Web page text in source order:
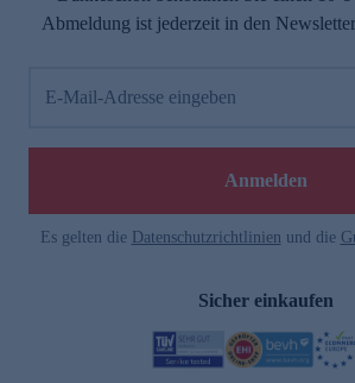
Abmeldung ist jederzeit in den
E-Mail-Adresse eingeben
Anmelden
Es gelten die Datenschutzrichtlinien und die
Sicher einkaufen